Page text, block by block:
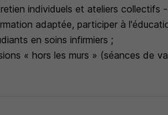
individuels et ateliers collectifs
adaptée, participer à
en soins infirmiers ;
« hors les murs » (séances de